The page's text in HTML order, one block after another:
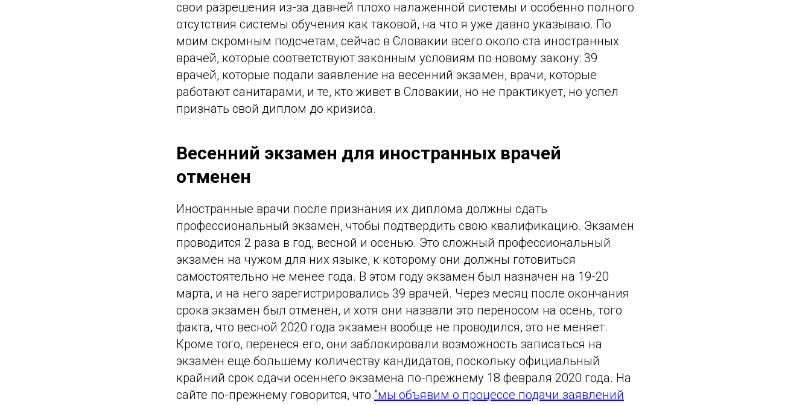
свои разрешения из-за давней плохо налаженной системы и особенно полного
отсутствия системы обучения как таковой, на что я уже давно указываю. По
моим скромным подсчетам, сейчас в Словакии всего около ста иностранных
врачей, которые соответствуют законным условиям по новому закону: 39
врачей, которые подали заявление на весенний экзамен, врачи, которые
работают санитарами, и те, кто живет в Словакии, но не практикует, но успел
признать свой диплом до кризиса.
Весенний экзамен для иностранных врачей
отменен
Иностранные врачи после признания их диплома должны сдать
профессиональный экзамен, чтобы подтвердить свою квалификацию. Экзамен
проводится 2 раза в год, весной и осенью. Это сложный профессиональный
экзамен на чужом для них языке, к которому они должны готовиться
самостоятельно не менее года. В этом году экзамен был назначен на 19-20
марта, и на него зарегистрировались 39 врачей. Через месяц после окончания
срока экзамен был отменен, и хотя они назвали это переносом на осень, того
факта, что весной 2020 года экзамен вообще не проводился, это не меняет.
Кроме того, перенеся его, они заблокировали возможность записаться на
экзамен еще большему количеству кандидатов, поскольку официальный
крайний срок сдачи осеннего экзамена по-прежнему 18 февраля 2020 года. На
сайте по-прежнему говорится, что "мы объявим о процессе подачи заявлений